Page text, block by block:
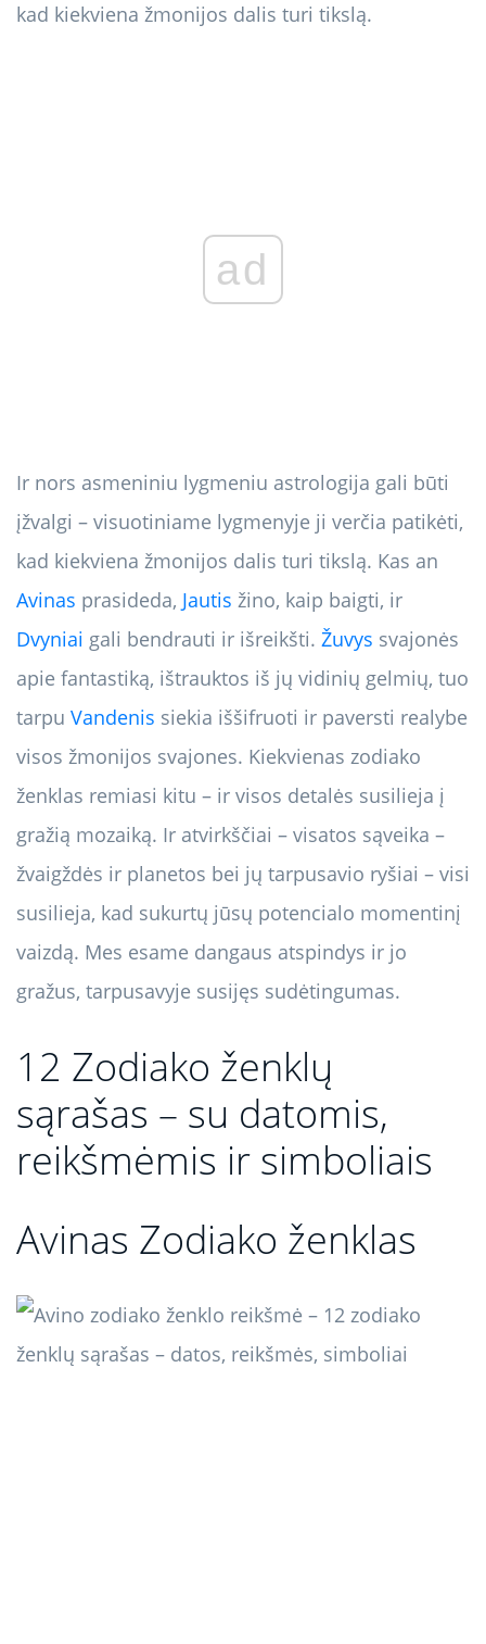
kad kiekviena žmonijos dalis turi tikslą.
ad
Ir nors asmeniniu lygmeniu astrologija gali būti
įžvalgi – visuotiniame lygmenyje ji verčia patikėti,
kad kiekviena žmonijos dalis turi tikslą. Kas an
Avinas prasideda, Jautis žino, kaip baigti, ir
Dvyniai gali bendrauti ir išreikšti. Žuvys svajonės
apie fantastiką, ištrauktos iš jų vidinių gelmių, tuo
tarpu Vandenis siekia iššifruoti ir paversti realybe
visos žmonijos svajones. Kiekvienas zodiako
ženklas remiasi kitu – ir visos detalės susilieja į
gražią mozaiką. Ir atvirkščiai – visatos sąveika –
žvaigždės ir planetos bei jų tarpusavio ryšiai – visi
susilieja, kad sukurtų jūsų potencialo momentinį
vaizdą. Mes esame dangaus atspindys ir jo
gražus, tarpusavyje susijęs sudėtingumas.
12 Zodiako ženklų
sąrašas – su datomis,
reikšmėmis ir simboliais
Avinas Zodiako ženklas